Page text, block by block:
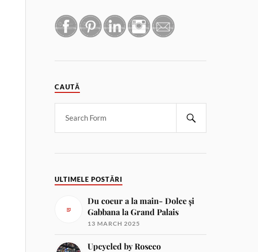
CAUTĂ
ULTIMELE POSTĂRI
Du coeur a la main- Dolce și
Gabbana la Grand Palais
13 MARCH 2025
Upcycled by Roseco